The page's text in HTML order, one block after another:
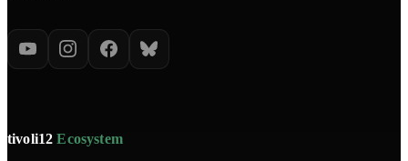
tivoli12Ecosystem